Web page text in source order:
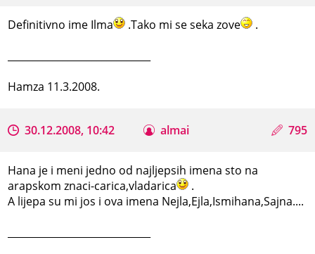
Definitivno ime Ilma .Tako mi se seka zove
.
Hamza 11.3.2008.
30.12.2008, 10:42 almai 795
Hana je i meni jedno od najljepsih imena sto na
arapskom znaci-carica,vladarica
.
A lijepa su mi jos i ova imena Nejla,Ejla,Ismihana,Sajna....